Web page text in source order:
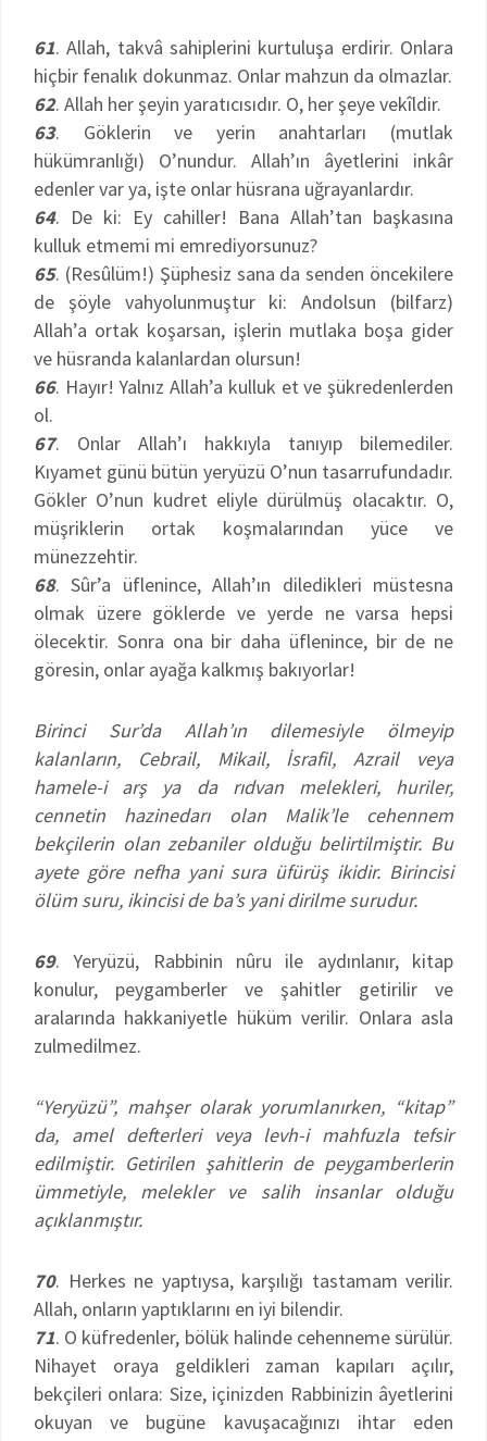
61. Allah, takvâ sahiplerini kurtuluşa erdirir. Onlara
hiçbir fenalık dokunmaz. Onlar mahzun da olmazlar.
62. Allah her şeyin yaratıcısıdır. O, her şeye vekîldir.
63. Göklerin ve yerin anahtarları (mutlak
hükümranlığı) O’nundur. Allah’ın âyetlerini inkâr
edenler var ya, işte onlar hüsrana uğrayanlardır.
64. De ki: Ey cahiller! Bana Allah’tan başkasına
kulluk etmemi mi emrediyorsunuz?
65. (Resûlüm!) Şüphesiz sana da senden öncekilere
de şöyle vahyolunmuştur ki: Andolsun (bilfarz)
Allah’a ortak koşarsan, işlerin mutlaka boşa gider
ve hüsranda kalanlardan olursun!
66. Hayır! Yalnız Allah’a kulluk et ve şükredenlerden
ol.
67. Onlar Allah’ı hakkıyla tanıyıp bilemediler.
Kıyamet günü bütün yeryüzü O’nun tasarrufundadır.
Gökler O’nun kudret eliyle dürülmüş olacaktır. O,
müşriklerin ortak koşmalarından yüce ve
münezzehtir.
68. Sûr’a üflenince, Allah’ın diledikleri müstesna
olmak üzere göklerde ve yerde ne varsa hepsi
ölecektir. Sonra ona bir daha üflenince, bir de ne
göresin, onlar ayağa kalkmış bakıyorlar!
Birinci Sur’da Allah’ın dilemesiyle ölmeyip
kalanların, Cebrail, Mikail, İsrafil, Azrail veya
hamele-i arş ya da rıdvan melekleri, huriler,
cennetin hazinedarı olan Malik’le cehennem
bekçilerin olan zebaniler olduğu belirtilmiştir. Bu
ayete göre nefha yani sura üfürüş ikidir. Birincisi
ölüm suru, ikincisi de ba’s yani dirilme surudur.
69. Yeryüzü, Rabbinin nûru ile aydınlanır, kitap
konulur, peygamberler ve şahitler getirilir ve
aralarında hakkaniyetle hüküm verilir. Onlara asla
zulmedilmez.
“Yeryüzü”, mahşer olarak yorumlanırken, “kitap”
da, amel defterleri veya levh-i mahfuzla tefsir
edilmiştir. Getirilen şahitlerin de peygamberlerin
ümmetiyle, melekler ve salih insanlar olduğu
açıklanmıştır.
70. Herkes ne yaptıysa, karşılığı tastamam verilir.
Allah, onların yaptıklarını en iyi bilendir.
71. O küfredenler, bölük halinde cehenneme sürülür.
Nihayet oraya geldikleri zaman kapıları açılır,
bekçileri onlara: Size, içinizden Rabbinizin âyetlerini
okuyan ve bugüne kavuşacağınızı ihtar eden